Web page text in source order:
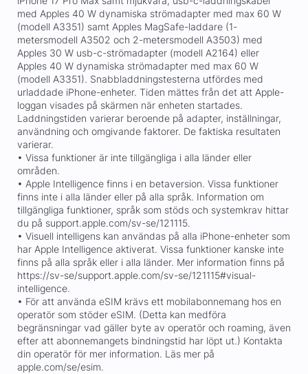
med Apples 40 W dynamiska strömadapter med max 60 W
(modell A3351) samt Apples MagSafe-laddare (1-
metersmodell A3502 och 2-metersmodell A3503) med
Apples 30 W usb-c-strömadapter (modell A2164) eller
Apples 40 W dynamiska strömadapter med max 60 W
(modell A3351). Snabbladdningstesterna utfördes med
urladdade iPhone-enheter. Tiden mättes från det att Apple-
loggan visades på skärmen när enheten startades.
Laddningstiden varierar beroende på adapter, inställningar,
användning och omgivande faktorer. De faktiska resultaten
varierar.
• Vissa funktioner är inte tillgängliga i alla länder eller
områden.
• Apple Intelligence finns i en betaversion. Vissa funktioner
finns inte i alla länder eller på alla språk. Information om
tillgängliga funktioner, språk som stöds och systemkrav hittar
du på support.apple.com/sv-se/121115.
• Visuell intelligens kan användas på alla iPhone-enheter som
har Apple Intelligence aktiverat. Vissa funktioner kanske inte
finns på alla språk eller i alla länder. Mer information finns på
https://sv-se/support.apple.com/sv-se/121115#visual-
intelligence.
• För att använda eSIM krävs ett mobilabonnemang hos en
operatör som stöder eSIM. (Detta kan medföra
begränsningar vad gäller byte av operatör och roaming, även
efter att abonnemangets bindningstid har löpt ut.) Kontakta
din operatör för mer information. Läs mer på
apple.com/se/esim.